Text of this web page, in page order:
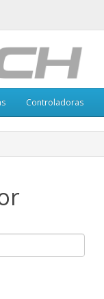
Controladoras